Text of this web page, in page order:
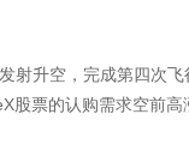
射升空，完成第四次
票的认购需求空前